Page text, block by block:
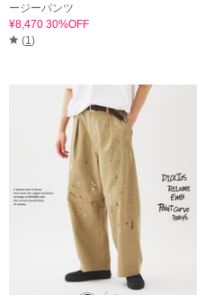
ージーパンツ
¥8,470 30%OFF
(1 )